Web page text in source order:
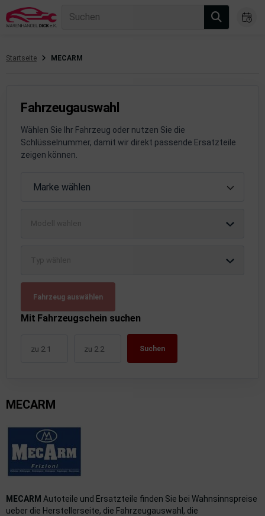
Suchen
Startseite MECARM
Fahrzeugauswahl
Wählen Sie Ihr Fahrzeug oder nutzen Sie die
Schlüsselnummer, damit wir direkt passende Ersatzteile
zeigen können.
Marke wählen
Fahrzeug auswählen
Mit Fahrzeugschein suchen
Suchen
MECARM
MECARM Autoteile und Ersatzteile finden Sie bei Wahnsinnspreise
ueber die Herstellerseite, die Fahrzeugauswahl, die
Anbauteile
Dämpfung
Lüftung
Kommunikationssysteme